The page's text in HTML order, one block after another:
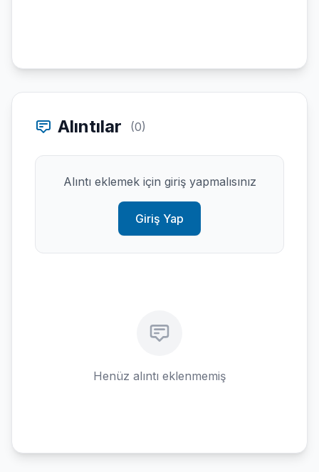
Alıntılar (0)
Alıntı eklemek için giriş yapmalısınız
Giriş Yap
Henüz alıntı eklenmemiş